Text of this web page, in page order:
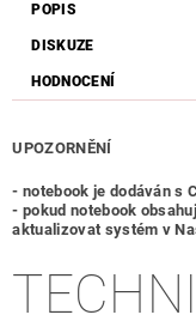
POPIS
DISKUZE
HODNOCENÍ
UPOZORNĚNÍ
- notebook je dodáván s
- pokud notebook
aktualizovat systém v